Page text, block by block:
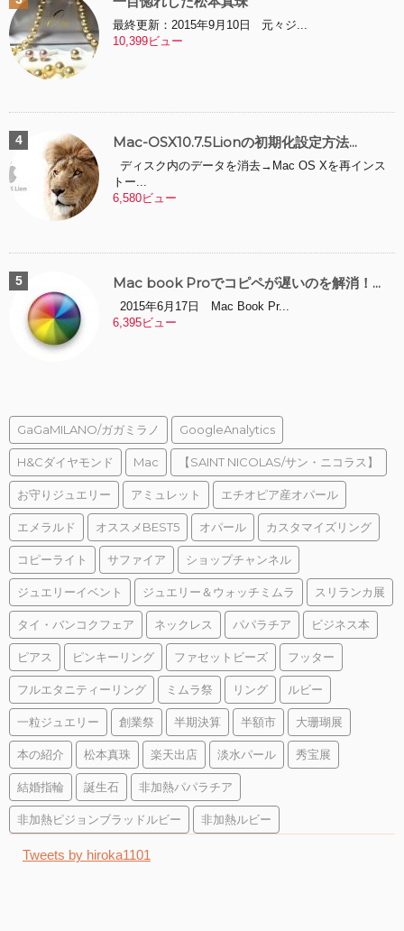
最終更新：2015年9月10日 元々ジ...
10,399ビュー
Mac-OSX10.7.5Lionの初期化設定方法...
ディスク内のデータを消去→Mac OS Xを再インス
トー...
6,580ビュー
Mac book Proでコピペが遅いのを解消！...
2015年6月17日 Mac Book Pr...
6,395ビュー
GaGaMILANO/ガガミラノ GoogleAnalytics
H&Cダイヤモンド Mac 【SAINT NICOLAS/サン・ニコラス】
お守りジュエリー アミュレット エチオピア産オパール
エメラルド オススメBEST5 オパール カスタマイズリング
コピーライト サファイア ショップチャンネル
ジュエリーイベント ジュエリー＆ウォッチミムラ スリランカ展
タイ・バンコクフェア ネックレス パパラチア ビジネス本
ピアス ピンキーリング ファセットビーズ フッター
フルエタニティーリング ミムラ祭 リング ルビー
一粒ジュエリー 創業祭 半期決算 半額市 大珊瑚展
本の紹介 松本真珠 楽天出店 淡水パール 秀宝展
結婚指輪 誕生石 非加熱パパラチア
非加熱ピジョンブラッドルビー 非加熱ルビー
Tweets by hiroka1101